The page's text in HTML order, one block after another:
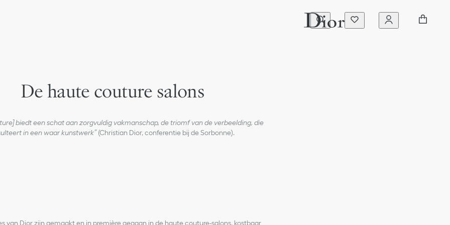
De haute couture salons
biedt een schat aan zorgvuldig vakmanschap, de triomf van de verbeelding, die
in een waar kunstwerk”(Christian Dior, conferentie bij de Sorbonne).
van Dior zijn gemaakt en in première gegaan in de haute couture-salons, kostbaar